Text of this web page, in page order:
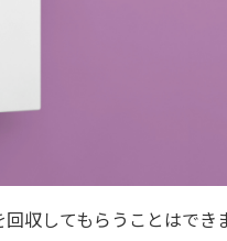
収してもらうことはでき